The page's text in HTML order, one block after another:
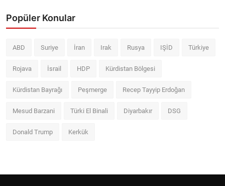
Popüler Konular
ABD Suriye İran Irak Rusya IŞİD Türkiye
Rojava İsrail HDP Kürdistan Bölgesi
Kürdistan Bayrağı Peşmerge Recep Tayyip Erdoğan
Mesud Barzani Türki El Binali Diyarbakır DSG
Donald Trump Kerkük